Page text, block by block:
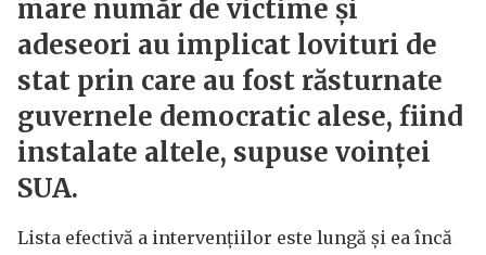
mare număr de victime și
adeseori au implicat lovituri de
stat prin care au fost răsturnate
guvernele democratic alese, fiind
instalate altele, supuse voinței
SUA.
Lista efectivă a intervențiilor este lungă și ea încă